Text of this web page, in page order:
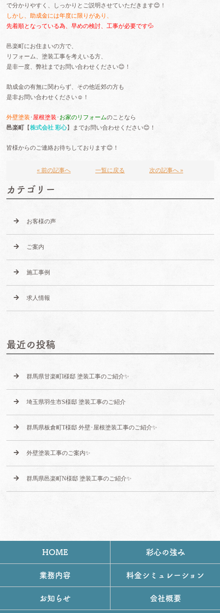
で分かりやすく、しっかりとご説明させていただきます😊！
しかし、助成金には年度に限りがあり、
先着順となっている為、早めの検討、工事が必要です💦
邑楽町にお住まいの方で、
リフォーム、塗装工事を考えいる方、
是非一度、弊社までお問い合わせください😊！
助成金の有無に関わらず、その他近郊の方も
是非お問い合わせください☺️！
外壁塗装 ･ 屋根塗装 ･ お家のリフォームのことなら
邑楽町【株式会社 彩心】までお問い合わせください😊！
皆様からのご連絡お待ちしております😊！
« 前の記事へ 一覧に戻る 次の記事へ »
カテゴリー
お客様の声
ご案内
施工事例
求人情報
最近の投稿
群馬県甘楽町I様邸 塗装工事のご紹介✨
埼玉県羽生市S様邸 塗装工事のご紹介
群馬県板倉町T様邸 外壁･屋根塗装工事のご紹介✨
外壁塗装工事のご案内✨
群馬県邑楽町N様邸 塗装工事のご紹介✨
HOME 彩心の強み
業務内容 料金シミュレーション
お知らせ 会社概要